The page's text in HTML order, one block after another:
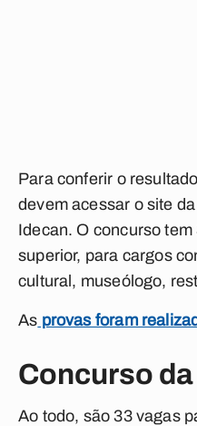
Para conferir o
devem acessar o site
Idecan. O concurso tem
superior, para cargos
cultural, museólogo,
As provas foram
Concurso
Ao todo, são 33 vagas